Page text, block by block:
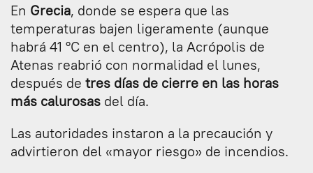
En Grecia, donde se espera que las
temperaturas bajen ligeramente (aunque
habrá 41 °C en el centro), la Acrópolis de
Atenas reabrió con normalidad el lunes,
después de tres días de cierre en las horas
más calurosas del día.
Las autoridades instaron a la precaución y
advirtieron del «mayor riesgo» de incendios.